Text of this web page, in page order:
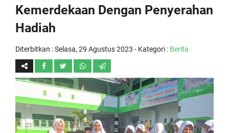
Kemerdekaan Dengan Penyerahan
Hadiah
Diterbitkan :Selasa, 29 Agustus 2023 - Kategori : Berita